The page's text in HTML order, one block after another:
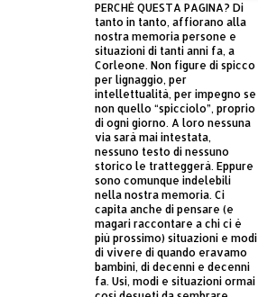
PERCHÈ QUESTA PAGINA? Di
tanto in tanto, affiorano alla
nostra memoria persone e
situazioni di tanti anni fa, a
Corleone. Non figure di spicco
per lignaggio, per
intellettualità, per impegno se
non quello “spicciolo”, proprio
di ogni giorno. A loro nessuna
via sarà mai intestata,
nessuno testo di nessuno
storico le tratteggerà. Eppure
sono comunque indelebili
nella nostra memoria. Ci
capita anche di pensare (e
magari raccontare a chi ci è
più prossimo) situazioni e modi
di vivere di quando eravamo
bambini, di decenni e decenni
fa. Usi, modi e situazioni ormai